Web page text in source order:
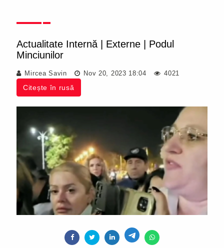
Actualitate Internă Externe
Podul
Minciunilor
Mircea Savin Nov 20, 2023 18:04 4021
Citește în rusă